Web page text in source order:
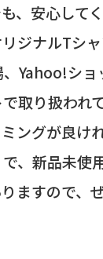
、安心して
ジナルTシャ
Yahoo!ショ
取り扱われ
ングが良け
、新品未使
ますので、